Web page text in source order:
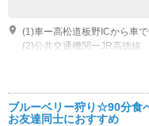
営業期間：7月６日（木）か
専用駐車場あり（無料）50
ブルーベリー狩り☆90分食
お友達同士におすすめ